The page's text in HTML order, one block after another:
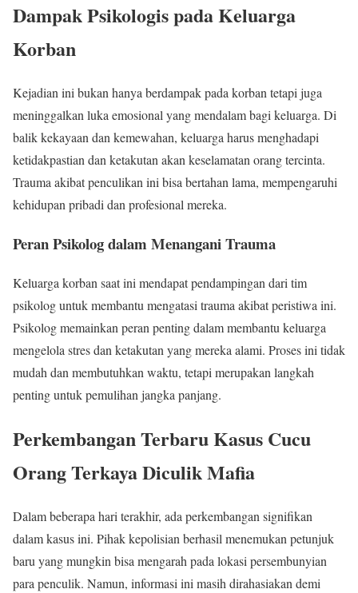
Dampak Psikologis pada Keluarga
Korban
Kejadian ini bukan hanya berdampak pada korban tetapi juga
meninggalkan luka emosional yang mendalam bagi keluarga. Di
balik kekayaan dan kemewahan, keluarga harus menghadapi
ketidakpastian dan ketakutan akan keselamatan orang tercinta.
Trauma akibat penculikan ini bisa bertahan lama, mempengaruhi
kehidupan pribadi dan profesional mereka.
Peran Psikolog dalam Menangani Trauma
Keluarga korban saat ini mendapat pendampingan dari tim
psikolog untuk membantu mengatasi trauma akibat peristiwa ini.
Psikolog memainkan peran penting dalam membantu keluarga
mengelola stres dan ketakutan yang mereka alami. Proses ini tidak
mudah dan membutuhkan waktu, tetapi merupakan langkah
penting untuk pemulihan jangka panjang.
Perkembangan Terbaru Kasus Cucu
Orang Terkaya Diculik Mafia
Dalam beberapa hari terakhir, ada perkembangan signifikan
dalam kasus ini. Pihak kepolisian berhasil menemukan petunjuk
baru yang mungkin bisa mengarah pada lokasi persembunyian
para penculik. Namun, informasi ini masih dirahasiakan demi